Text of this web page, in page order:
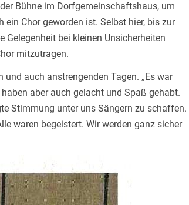
Bühne im Dorfgemeinschaftshaus, um
Chor geworden ist. Selbst hier, bis zur
bei kleinen Unsicherheiten
mitzutragen.
auch anstrengenden Tagen. „Es war
aber auch gelacht und Spaß gehabt.
Stimmung unter uns Sängern zu schaffen.
waren begeistert. Wir werden ganz sicher